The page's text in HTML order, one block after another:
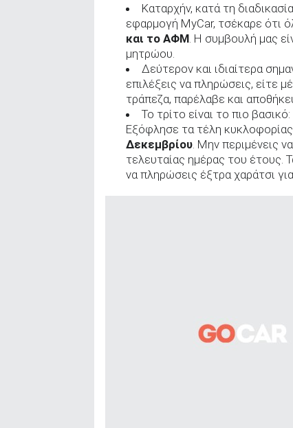
Καταρχήν, κατά τη
εφαρμογή MyCar, τσέκαρε ότι
και το ΑΦΜ . Η συμβουλή μας
μητρώου.
Δεύτερον και ιδιαίτερα
επιλέξεις να πληρώσεις, είτε
τράπεζα, παρέλαβε και
Το τρίτο είναι το πιο
Εξόφλησε τα τέλη
Δεκεμβρίου . Μην περιμένεις
τελευταίας ημέρας του έτους.
να πληρώσεις έξτρα χαράτσι